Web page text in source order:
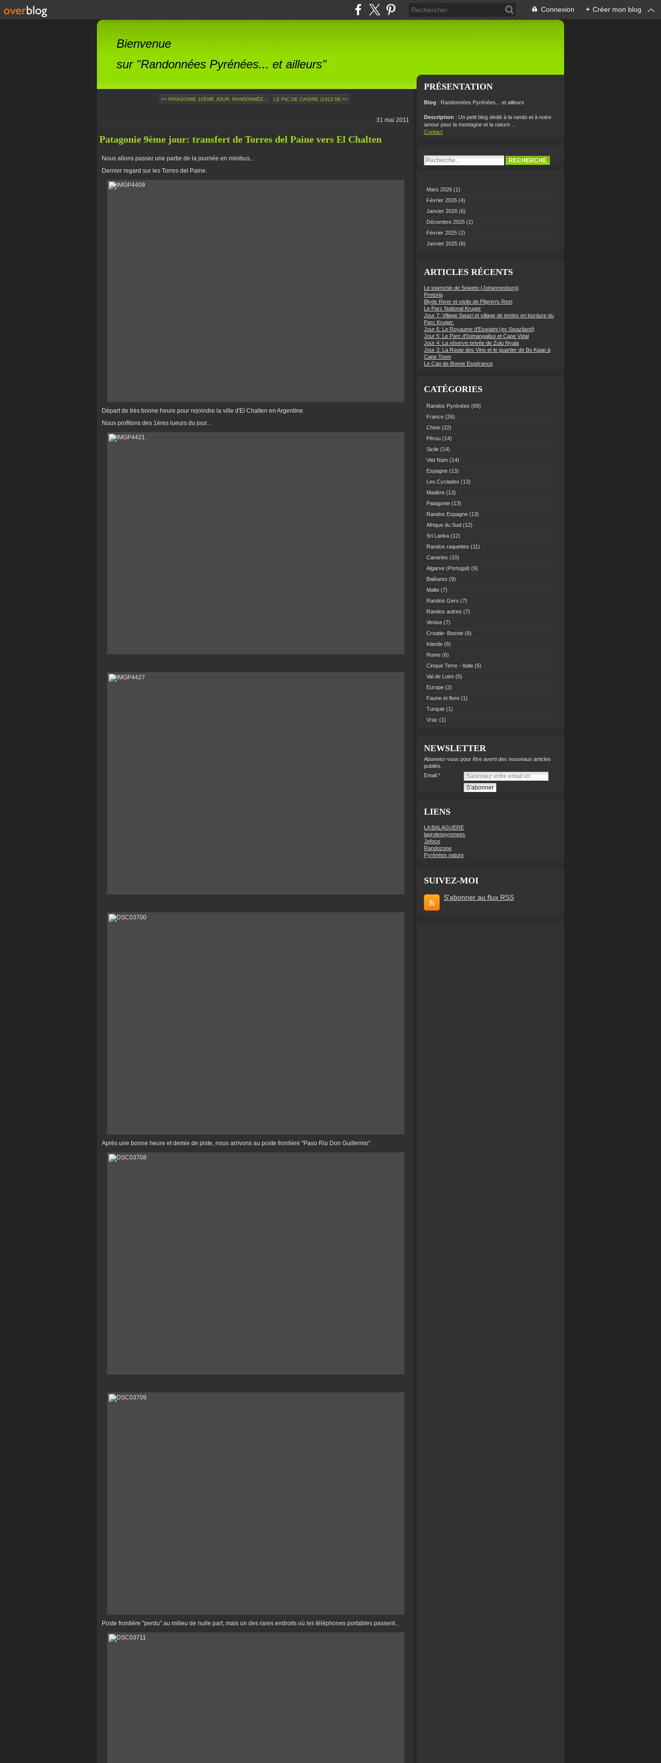
Connexion + Créer mon blog
Bienvenue
sur "Randonnées Pyrénées... et ailleurs"
<< PATAGONIE 10ÈME JOUR: RANDONNÉE... LE PIC DE CAGIRE (1912 M) >>
31 mai 2011
Patagonie 9ème jour: transfert de Torres del Paine vers El Chalten
Nous allons passer une partie de la journée en minibus...
Dernier regard sur les Torres del Paine.
Départ de très bonne heure pour rejoindre la ville d'El Chalten en Argentine.
Nous profitons des 1ères lueurs du jour...
Après une bonne heure et demie de piste, nous arrivons au poste frontière "Paso Rio Don Guillermo".
Poste frontière "perdu" au milieu de nulle part, mais un des rares endroits où les téléphones portables passent...
PRÉSENTATION
Blog : Randonnées Pyrénées... et ailleurs
Description : Un petit blog dédié à la rando et à notre
amour pour la montagne et la nature ...
Contact
Mars 2026 (1)
Février 2026 (4)
Janvier 2026 (6)
Décembre 2025 (1)
Février 2025 (2)
Janvier 2025 (6)
ARTICLES RÉCENTS
Le township de Soweto (Johannesburg)
Pretoria
Blyde River et visite de Pilgrim's Rest
Le Parc National Kruger
Jour 7: Village Swazi et village de tentes en bordure du
Parc Kruger.
Jour 6: Le Royaume d'Eswatini (ex Swaziland)
Jour 5: Le Parc d'Isimangaliso et Cape Vidal
Jour 4: La réserve privée de Zulu Nyala
Jour 3: La Route des Vins et le quartier de Bo Kaap à
Cape Town
Le Cap de Bonne Espérance
CATÉGORIES
Randos Pyrénées (69)
France (26)
Chine (22)
Pérou (14)
Sicile (14)
Viet Nam (14)
Espagne (13)
Les Cyclades (13)
Madère (13)
Patagonie (13)
Randos Espagne (13)
Afrique du Sud (12)
Sri Lanka (12)
Randos raquettes (11)
Canaries (10)
Algarve (Portugal) (9)
Baléares (9)
Malte (7)
Randos Gers (7)
Randos autres (7)
Venise (7)
Croatie- Bosnie (6)
Irlande (6)
Rome (6)
Cinque Terre - Italie (5)
Val de Loire (5)
Europe (2)
Faune et flore (1)
Turquie (1)
Vrac (1)
NEWSLETTER
Abonnez-vous pour être averti des nouveaux articles
publiés.
Email
LIENS
LA BALAGUERE
lagrolenpyrenees
Jefoce
Randozone
Pyrénées nature
SUIVEZ-MOI
S'abonner au flux RSS